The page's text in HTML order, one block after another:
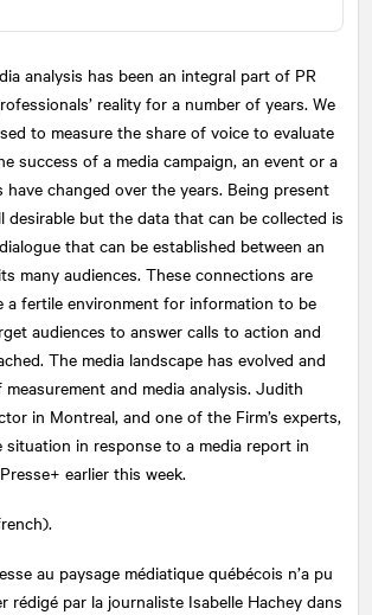
analysis has been an integral part of PR
reality for a number of years. We
to measure the share of voice to evaluate
success of a media campaign, an event or a
changed over the years. Being present
desirable but the data that can be collected is
that can be established between an
many audiences. These connections are
a fertile environment for information to be
audiences to answer calls to action and
The media landscape has evolved and
and media analysis. Judith
in Montreal, and one of the Firm’s experts,
in response to a media report in
earlier this week.
au paysage médiatique québécois n’a pu
rédigé par la journaliste Isabelle Hachey dans